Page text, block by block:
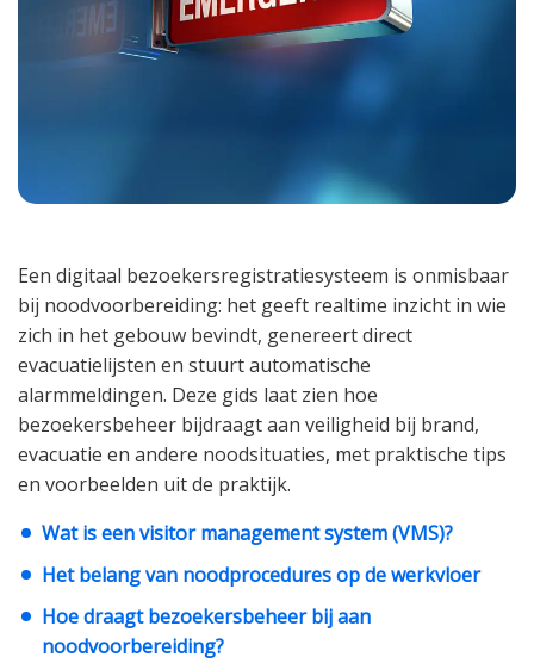
Een digitaal bezoekersregistratiesysteem is onmisbaar
bij noodvoorbereiding: het geeft realtime inzicht in wie
zich in het gebouw bevindt, genereert direct
evacuatielijsten en stuurt automatische
alarmmeldingen. Deze gids laat zien hoe
bezoekersbeheer bijdraagt aan veiligheid bij brand,
evacuatie en andere noodsituaties, met praktische tips
en voorbeelden uit de praktijk.
Wat is een visitor management system (VMS)?
Het belang van noodprocedures op de werkvloer
Hoe draagt bezoekersbeheer bij aan
noodvoorbereiding?